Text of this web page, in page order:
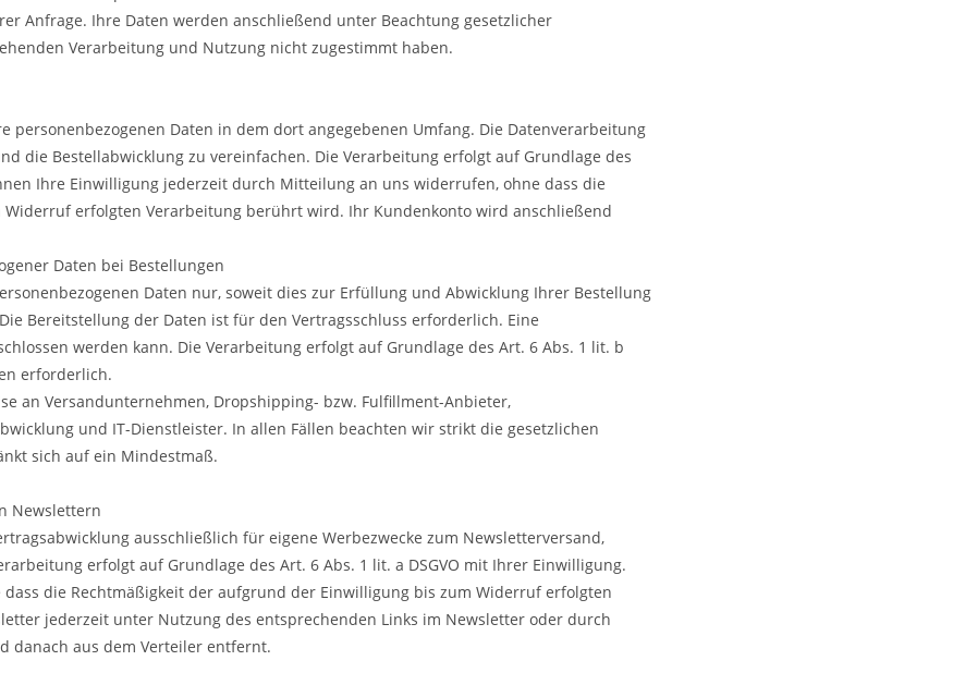
Anfrage. Ihre Daten werden anschließend unter Beachtung gesetzlicher
Verarbeitung und Nutzung nicht zugestimmt haben.
personenbezogenen Daten in dem dort angegebenen Umfang. Die Datenverarbeitung
die Bestellabwicklung zu vereinfachen. Die Verarbeitung erfolgt auf Grundlage des
Ihre Einwilligung jederzeit durch Mitteilung an uns widerrufen, ohne dass die
erfolgten Verarbeitung berührt wird. Ihr Kundenkonto wird anschließend
Daten bei Bestellungen
Daten nur, soweit dies zur Erfüllung und Abwicklung Ihrer Bestellung
Bereitstellung der Daten ist für den Vertragsschluss erforderlich. Eine
werden kann. Die Verarbeitung erfolgt auf Grundlage des Art. 6 Abs. 1 lit. b
erforderlich.
an Versandunternehmen, Dropshipping- bzw. Fulfillment-Anbieter,
und IT-Dienstleister. In allen Fällen beachten wir strikt die gesetzlichen
sich auf ein Mindestmaß.
Newslettern
ausschließlich für eigene Werbezwecke zum Newsletterversand,
erfolgt auf Grundlage des Art. 6 Abs. 1 lit. a DSGVO mit Ihrer Einwilligung.
die Rechtmäßigkeit der aufgrund der Einwilligung bis zum Widerruf erfolgten
jederzeit unter Nutzung des entsprechenden Links im Newsletter oder durch
danach aus dem Verteiler entfernt.